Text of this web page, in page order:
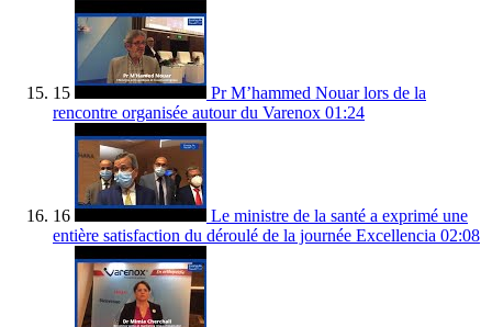
15
Pr M’hammed Nouar lors de la
rencontre organisée autour du Varenox 01:24
16
Le ministre de la santé a exprimé une
entière satisfaction du déroulé de la journée Excellencia 02:08